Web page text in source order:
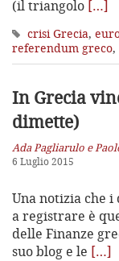
(il triangolo […]
crisi Grecia,
referendum greco,
In Grecia
dimette)
Ada Pagliarulo e
6 Luglio 2015
Una notizia che
a registrare è
delle Finanze
suo blog e le […]